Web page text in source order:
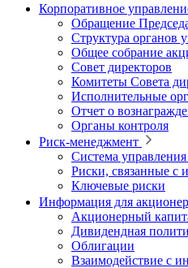
Корпоративное
Обращение
Структура органов
Общее собрание
Совет директоров
Комитеты Совета
Исполнительные
Отчет о
Органы контроля
Риск-менеджмент
Система
Риски, связанные с
Ключевые риски
Информация для
Акционерный
Дивидендная
Облигации
Взаимодействие с